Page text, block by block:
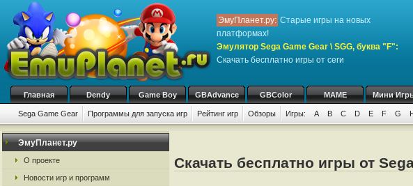
ЭмуПланет.ру: Старые игры на новых
платформах!
Эмулятор Sega Game Gear \ SGG, буква "F":
Скачать бесплатно игры от сеги
Главная Dendy Game Boy GBAdvance GBColor MAME Мини
Sega Game Gear Программы для запуска игр Рейтинг игр Обзоры Игры: A B C D E F G
ЭмуПланет.ру
О проекте
Новости игр и программ
Скачать бесплатно игры от